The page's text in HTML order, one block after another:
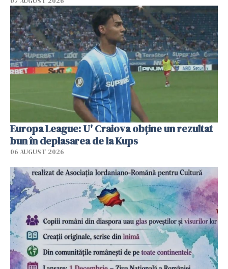
Europa League: U' Craiova obține un rezultat
bun în deplasarea de la Kups
06 AUGUST 2026